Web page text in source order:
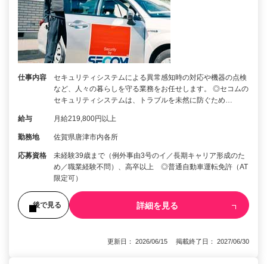
仕事内容
セキュリティシステムによる異常感知時の対応や機器の点検
など、人々の暮らしを守る業務をお任せします。 ◎セコムの
セキュリティシステムは、トラブルを未然に防ぐため…
給与 月給219,800円以上
勤務地 佐賀県唐津市内各所
応募資格
未経験39歳まで（例外事由3号のイ／長期キャリア形成のた
め／職業経験不問）、高卒以上 ◎普通自動車運転免許（AT
限定可）
後で見る 詳細を見る
更新日： 2026/06/15 掲載終了日： 2027/06/30